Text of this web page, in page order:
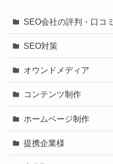
SEO会社の評判・口コミ
SEO対策
オウンドメディア
コンテンツ制作
ホームページ制作
提携企業様